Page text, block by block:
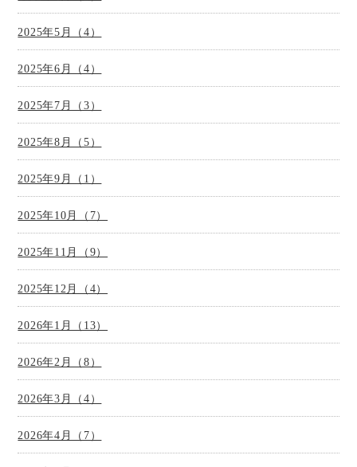
2025年5月（4）
2025年6月（4）
2025年7月（3）
2025年8月（5）
2025年9月（1）
2025年10月（7）
2025年11月（9）
2025年12月（4）
2026年1月（13）
2026年2月（8）
2026年3月（4）
2026年4月（7）